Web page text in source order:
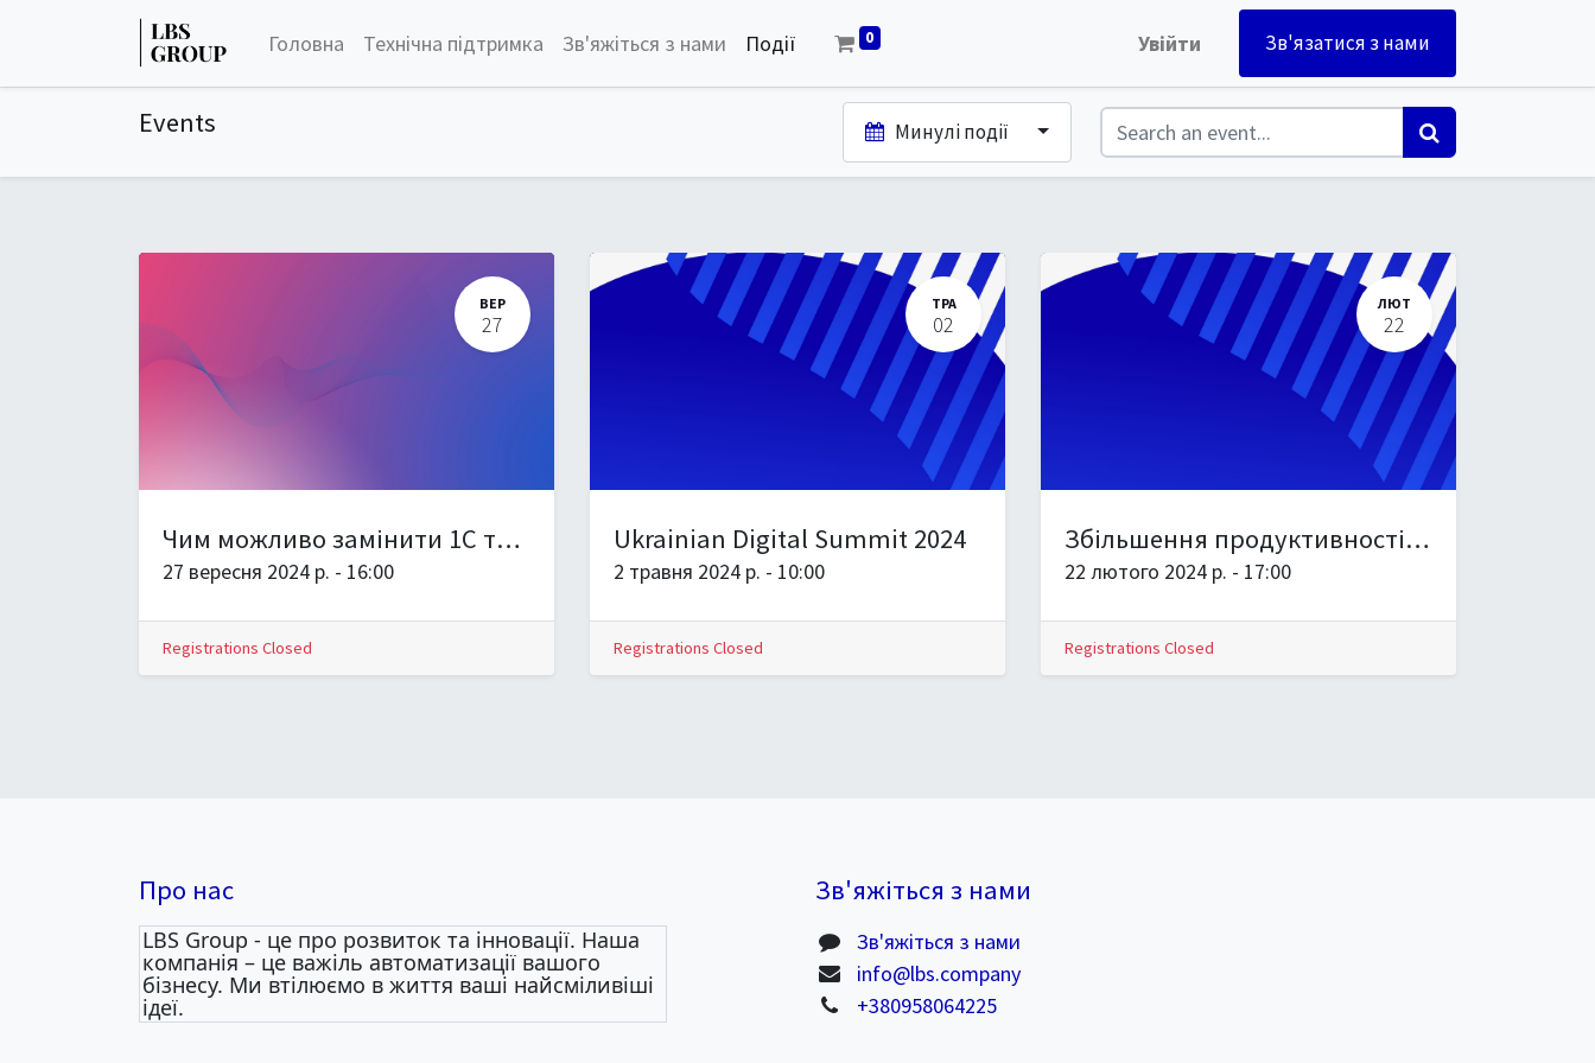
Головна Технічна підтримка Зв'яжіться з нами Події 0 Увійти Зв'язатися з нами
Events Минулі події
ВЕР
27
Чим можливо замінити 1С та ворожий софт в сучасних реаліях при невеликому бюджеті
27 вересня 2024 р. - 16:00
Registrations Closed
ТРА
02
Ukrainian Digital Summit 2024
2 травня 2024 р. - 10:00
Registrations Closed
ЛЮТ
22
Збільшення продуктивності та зниження витрат: Як Odoo оптимізує виробничі процеси
22 лютого 2024 р. - 17:00
Registrations Closed
Про нас
LBS Group - це про розвиток та інновації. Наша
компанія – це важіль автоматизації вашого
бізнесу. Ми втілюємо в життя ваші найсміливіші
ідеї.
Зв'яжіться з нами
Зв'яжіться з нами
info@lbs.company
+380958064225